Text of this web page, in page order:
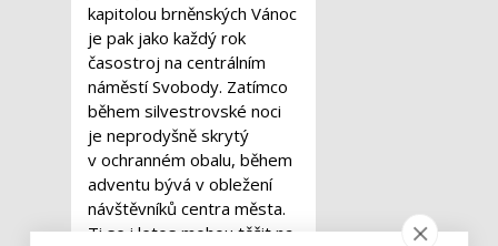
kapitolou brněnských Vánoc
je pak jako každý rok
časostroj na centrálním
náměstí Svobody. Zatímco
během silvestrovské noci
je neprodyšně skrytý
v ochranném obalu, během
adventu bývá v obležení
návštěvníků centra města.
Ti se i letos mohou těšit na